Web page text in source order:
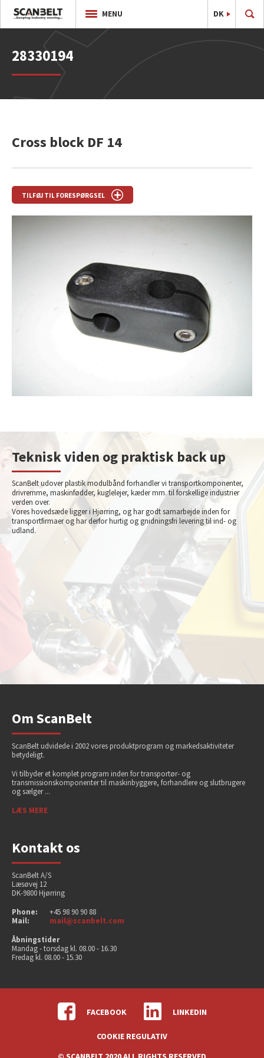
MENU DK
28330194
Cross block DF 14
TILFØJ TIL FORESPØRGSEL
Teknisk viden og praktisk back up
ScanBelt udover plastik modulbånd forhandler vi transportkomponenter,
drivremme, maskinfødder, kuglelejer, kæder mm. til forskellige industrier
verden over.
Vores hovedsæde ligger i Hjørring, og har godt samarbejde inden for
transportfirmaer og har derfor hurtig og gnidningsfri levering til ind- og
udland.
Om ScanBelt
ScanBelt udvidede i 2002 vores produktprogram og markedsaktiviteter
betydeligt.
Vi tilbyder et komplet program inden for transportør- og
transmissionskomponenter til maskinbyggere, forhandlere og slutbrugere
og sælger ...
LÆS MERE
Kontakt os
ScanBelt A/S
Læsøvej 12
DK-9800 Hjørring
Phone:
+45 98 90 90 88
Mail:
mail@scanbelt.com
Åbningstider
Mandag - torsdag kl. 08.00 - 16.30
Fredag kl. 08.00 - 15.30
FACEBOOK LINKEDIN
COOKIE REGULATIV